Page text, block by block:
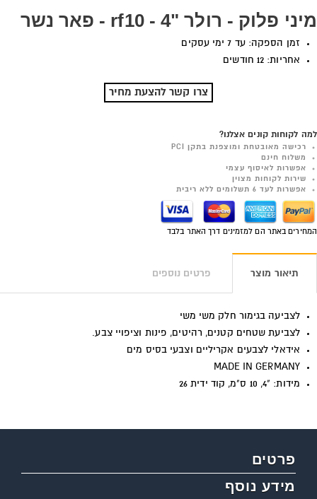
מיני פלוק - רולר "4 - rf10 - פאר נשר
זמן הספקה: עד 7 ימי עסקים
אחריות: 12 חודשים
צרו קשר להצעת מחיר
למה לקוחות קונים אצלנו?
רכישה מאובטחת ומוצפנת בתקן PCI
משלוח חינם
אפשרות לאיסוף עצמי
שירות לקוחות מצוין
אפשרות לעד 6 תשלומים ללא ריבית
המחירים באתר הם למזמינים דרך האתר בלבד
תיאור מוצר פרטים נוספים
לצביעה בגימור חלק משי משי
לצביעת שטחים קטנים, רהיטים, פינות וציפויי צבע.
אידאלי לצבעים אקריליים וצבעי בסיס מים
MADE IN GERMANY
מידות: "4, 10 ס"מ, קוד ידית 26
פרטים
מידע נוסף